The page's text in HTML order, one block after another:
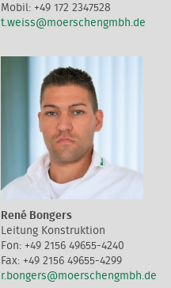
+49 172 2347528
t.weiss@moerschengmbh.de
René Bongers
Leitung Konstruktion
+49 2156 49655-4240
+49 2156 49655-4299
r.bongers@moerschengmbh.de